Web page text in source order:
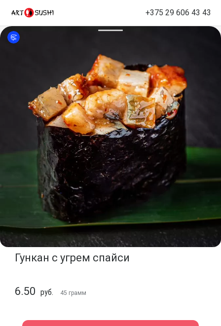
+375 29 606 43 43
Гункан с угрем спайси
6.50 руб. 45 грамм